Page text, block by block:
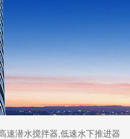
速潜水搅拌器,低速水下推进器